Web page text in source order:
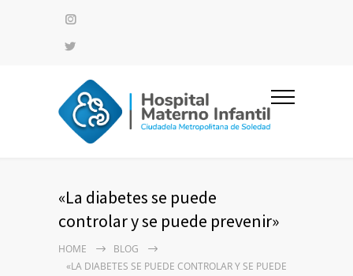
«La diabetes se puede
controlar y se puede prevenir»
HOME
BLOG
«LA DIABETES SE PUEDE CONTROLAR Y SE PUEDE